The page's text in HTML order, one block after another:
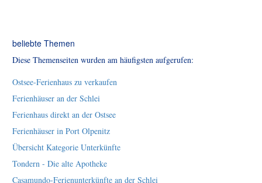
beliebte Themen
Diese Themenseiten wurden am häufigsten aufgerufen:
Ostsee-Ferienhaus zu verkaufen
Ferienhäuser an der Schlei
Ferienhaus direkt an der Ostsee
Ferienhäuser in Port Olpenitz
Übersicht Kategorie Unterkünfte
Tondern - Die alte Apotheke
Casamundo-Ferienunterkünfte an der Schlei